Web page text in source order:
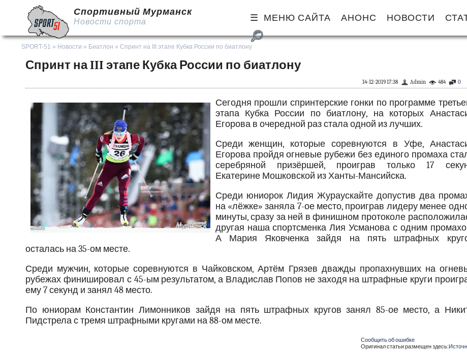
Спортивный Мурманск
Новости спорта МЕНЮ САЙТА АНОНС НОВОСТИ
SPORT-51 » Новости » Биатлон » Спринт на III этапе Кубка России по биатлону
Спринт на III этапе Кубка России по биатлону
0
484
Admin
14-12-2019 17:38
Сегодня прошли спринтерские гонки по программе
этапа Кубка России по биатлону, на которых
Егорова в очередной раз стала одной из лучших.
Среди женщин, которые соревнуются в Уфе,
Егорова пройдя огневые рубежи без единого промаха
серебряной призёршей, проиграв только 17
Екатерине Мошковской из Ханты-Мансийска.
Среди юниорок Лидия Жураускайте допустив два
на «лёжке» заняла 7-ое место, проиграв лидеру менее
минуты, сразу за ней в финишном протоколе
другая наша спортсменка Лия Усманова с одним
А Мария Яковченка зайдя на пять штрафных
осталась на 35-ом месте.
Среди мужчин, которые соревнуются в Чайковском, Артём Грязев дважды пропахнувших на
рубежах финишировал с 45-ым результатом, а Владислав Попов не заходя на штрафные круги
ему 7 секунд и занял 48 место.
По юниорам Константин Лимонников зайдя на пять штрафных кругов занял 85-ое место, а
Пидстрела с тремя штрафными кругами на 88-ом месте.
Сообщить об ошибке
Оригинал статьи размещен здесь: